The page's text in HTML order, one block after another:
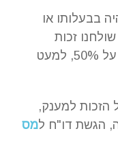
בבעלותו או
זכות
במקרקעין, ביחד או לחוד, העולה על 50%, למעט
הזכות למענק,
הגשת דו"ח למס